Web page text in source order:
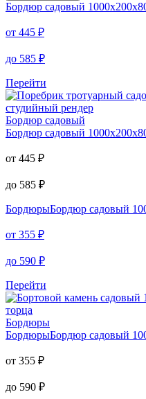
Бордюр садовый
от 445 ₽
до 585 ₽
Перейти
Бордюр садовый
Бордюр садовый
от 445 ₽
до 585 ₽
БордюрыБордюр садовый
от 355 ₽
до 590 ₽
Перейти
Бордюры
БордюрыБордюр садовый
от 355 ₽
до 590 ₽